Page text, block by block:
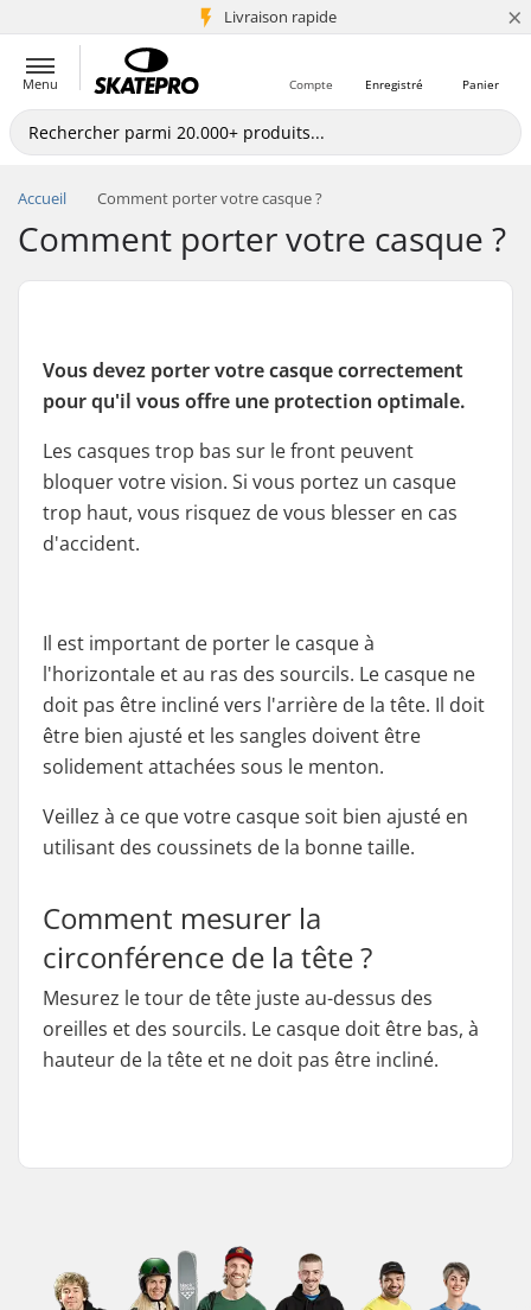
Livraison rapide
+5 mio de clients ×
Menu Panier
Enregistré
Compte
Accueil Comment porter votre casque ?
Comment porter votre casque ?
Vous devez porter votre casque correctement
pour qu'il vous offre une protection optimale.
Les casques trop bas sur le front peuvent
bloquer votre vision. Si vous portez un casque
trop haut, vous risquez de vous blesser en cas
d'accident.
Il est important de porter le casque à
l'horizontale et au ras des sourcils. Le casque ne
doit pas être incliné vers l'arrière de la tête. Il doit
être bien ajusté et les sangles doivent être
solidement attachées sous le menton.
Veillez à ce que votre casque soit bien ajusté en
utilisant des coussinets de la bonne taille.
Comment mesurer la
circonférence de la tête ?
Mesurez le tour de tête juste au-dessus des
oreilles et des sourcils. Le casque doit être bas, à
hauteur de la tête et ne doit pas être incliné.